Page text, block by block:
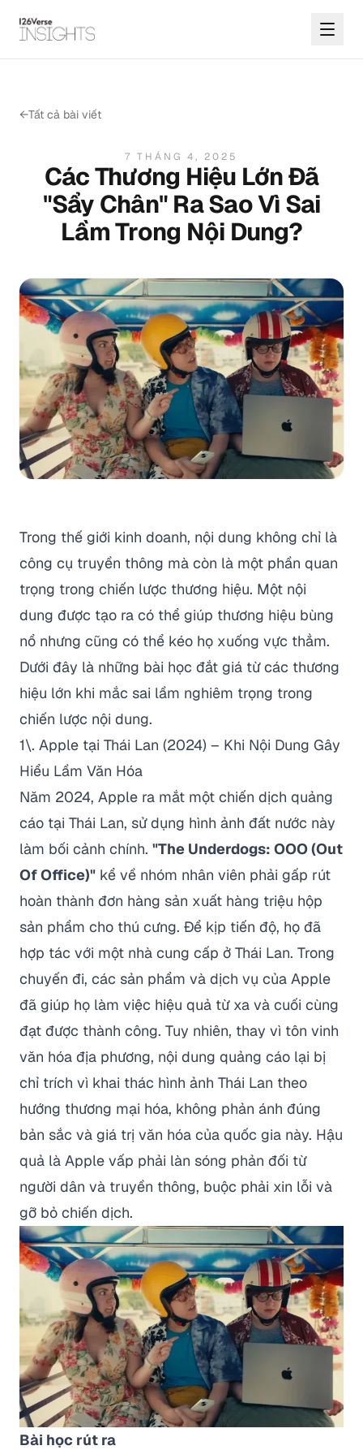
←Tất cả bài viết
7 THÁNG 4, 2025
Các Thương Hiệu Lớn Đã
"Sẩy Chân" Ra Sao Vì Sai
Lầm Trong Nội Dung?
Trong thế giới kinh doanh, nội dung không chỉ là
công cụ truyền thông mà còn là một phần quan
trọng trong chiến lược thương hiệu. Một nội
dung được tạo ra có thể giúp thương hiệu bùng
nổ nhưng cũng có thể kéo họ xuống vực thẳm.
Dưới đây là những bài học đắt giá từ các thương
hiệu lớn khi mắc sai lầm nghiêm trọng trong
chiến lược nội dung.
1\. Apple tại Thái Lan (2024) – Khi Nội Dung Gây
Hiểu Lầm Văn Hóa
Năm 2024, Apple ra mắt một chiến dịch quảng
cáo tại Thái Lan, sử dụng hình ảnh đất nước này
làm bối cảnh chính. "The Underdogs: OOO (Out
Of Office)" kể về nhóm nhân viên phải gấp rút
hoàn thành đơn hàng sản xuất hàng triệu hộp
sản phẩm cho thú cưng. Để kịp tiến độ, họ đã
hợp tác với một nhà cung cấp ở Thái Lan. Trong
chuyến đi, các sản phẩm và dịch vụ của Apple
đã giúp họ làm việc hiệu quả từ xa và cuối cùng
đạt được thành công. Tuy nhiên, thay vì tôn vinh
văn hóa địa phương, nội dung quảng cáo lại bị
chỉ trích vì khai thác hình ảnh Thái Lan theo
hướng thương mại hóa, không phản ánh đúng
bản sắc và giá trị văn hóa của quốc gia này. Hậu
quả là Apple vấp phải làn sóng phản đối từ
người dân và truyền thông, buộc phải xin lỗi và
gỡ bỏ chiến dịch.
Bài học rút ra